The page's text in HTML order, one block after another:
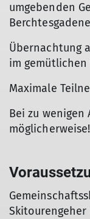
umgebenden
Übernachtung
im gemütlichen
Maximale
Bei zu
möglicherweise!